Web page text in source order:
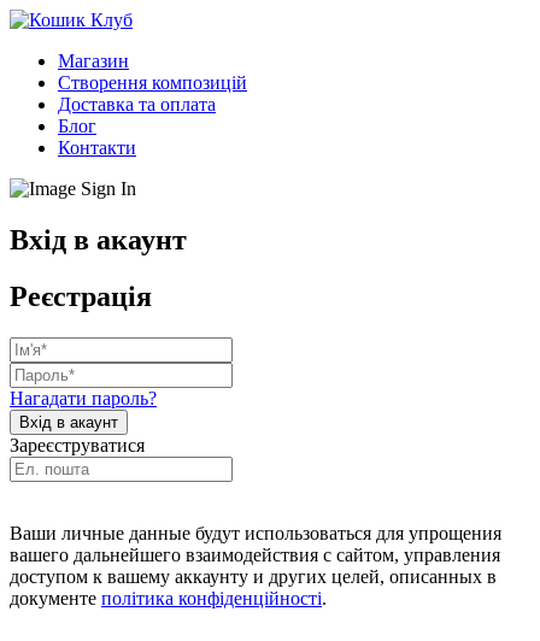
Магазин
Створення композицій
Доставка та оплата
Блог
Контакти
Вхід в акаунт
Реєстрація
Нагадати пароль?
Зареєструватися
Ваши личные данные будут использоваться для упрощения
вашего дальнейшего взаимодействия с сайтом, управления
доступом к вашему аккаунту и других целей, описанных в
документе політика конфіденційності.